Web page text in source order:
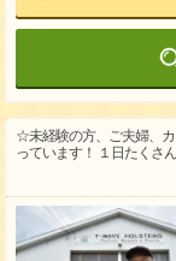
☆未経験の方、ご夫婦、
っています！ １日たくさ